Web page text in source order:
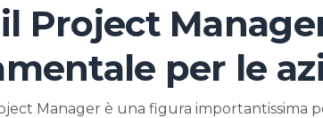
Project
per le
Manager è una figura importantissima